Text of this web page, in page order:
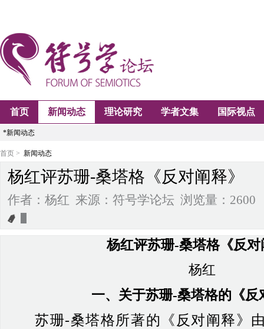
首页 新闻动态 理论研究 学者文集 国际视点
*新闻动态
首页 > 新闻动态
杨红评苏珊-桑塔格《反对阐释》
作者：杨红 来源：符号学论坛 浏览量：2600
杨红评苏珊-桑塔格《反对
杨红
一、 关于苏珊-桑塔格的《反
苏珊-桑塔格所著的《反对阐释》